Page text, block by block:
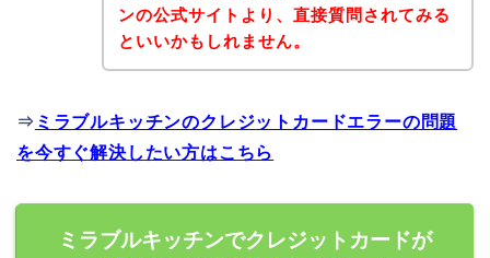
ンの公式サイトより、直接質問されてみる
といいかもしれません。
⇒ ミラブルキッチンのクレジットカードエラーの問題
を今すぐ解決したい方はこちら
ミラブルキッチンでクレジットカードが